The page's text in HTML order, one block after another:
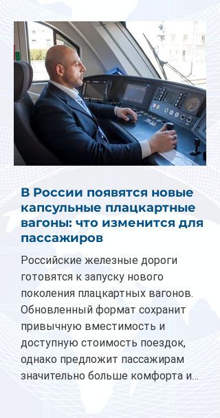
В России появятся новые
капсульные плацкартные
вагоны: что изменится для
пассажиров
Российские железные дороги
готовятся к запуску нового
поколения плацкартных вагонов.
Обновленный формат сохранит
привычную вместимость и
доступную стоимость поездок,
однако предложит пассажирам
значительно больше комфорта и